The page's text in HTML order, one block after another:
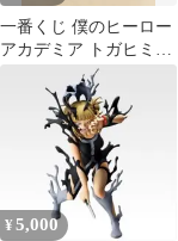
一番くじ 僕のヒーロー
アカデミア トガヒミコ
フィギュア
¥ 5,000